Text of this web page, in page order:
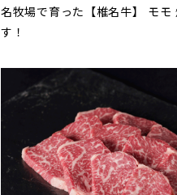
名牧場で育った【椎名牛】 モモ
す！